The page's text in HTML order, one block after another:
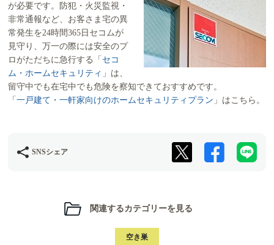
が必要です。防犯・火災監視・
非常通報など、お客さま宅の異
常発生を24時間365日セコムが
見守り、万一の際には安全のプ
ロがただちに急行する「 セコ
ム・ホームセキュリティ 」は、
留守中でも在宅中でも危険を察知できておすすめです。
「一戸建て・一軒家向けのホームセキュリティプラン 」はこちら。
SNSシェア
関連するカテゴリーを見る
空き巣